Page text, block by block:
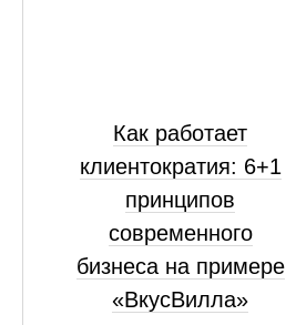
Как работает
клиентократия: 6+1
принципов
современного
бизнеса на примере
«ВкусВилла»